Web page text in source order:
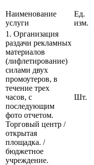
Наименование
услуги
Ед.
изм.
1. Организация
раздачи рекламных
материалов
(лифлетирование)
силами двух
промоутеров, в
течение трех
часов, с
последующим
фото отчетом.
Торговый центр /
открытая
площадка. /
бюджетное
учреждение.
Шт.